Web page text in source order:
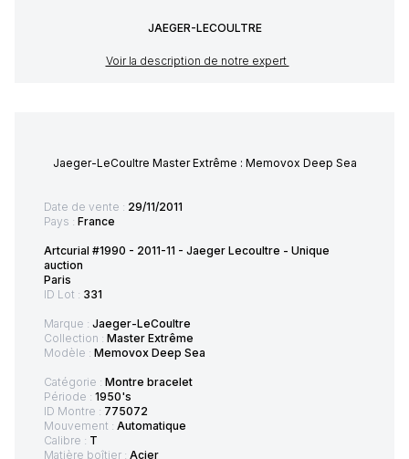
JAEGER-LECOULTRE
Voir la description de notre expert
Jaeger-LeCoultre Master Extrême : Memovox Deep Sea
Date de vente : 29/11/2011
Pays : France
Artcurial #1990 - 2011-11 - Jaeger Lecoultre - Unique
auction
Paris
ID Lot : 331
Marque : Jaeger-LeCoultre
Collection : Master Extrême
Modèle : Memovox Deep Sea
Catégorie : Montre bracelet
Période : 1950's
ID Montre : 775072
Mouvement : Automatique
Calibre : T
Matière boîtier : Acier